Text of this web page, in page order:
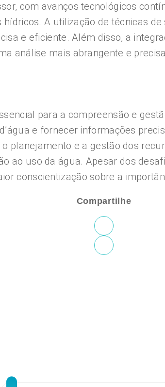
com avanços tecnológicos
A utilização de técnicas
e eficiente. Além disso, a
análise mais abrangente e
para a compreensão e
e fornecer informações
planejamento e a gestão dos
ao uso da água. Apesar dos
conscientização sobre a
Compartilhe